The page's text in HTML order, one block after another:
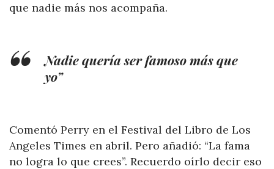
que nadie más nos acompaña.
Nadie quería ser famoso más que
yo”
Comentó Perry en el Festival del Libro de Los
Angeles Times en abril. Pero añadió: “La fama
no logra lo que crees”. Recuerdo oírlo decir eso